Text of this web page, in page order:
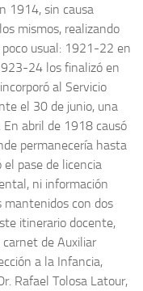
1914, sin causa
mismos, realizando
usual: 1921-22 en
24 los finalizó en
al Servicio
el 30 de junio, una
abril de 1918 causó
permanecería hasta
el pase de licencia
ni información
con dos
itinerario docente,
de Auxiliar
a la Infancia,
Rafael Tolosa Latour,